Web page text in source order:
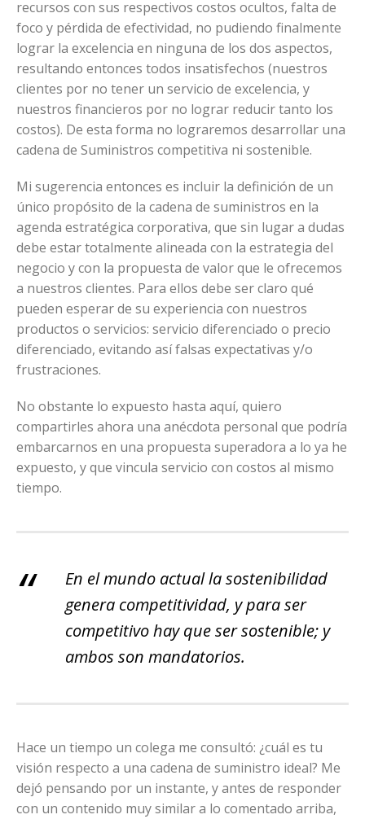
recursos con sus respectivos costos ocultos, falta de
foco y pérdida de efectividad, no pudiendo finalmente
lograr la excelencia en ninguna de los dos aspectos,
resultando entonces todos insatisfechos (nuestros
clientes por no tener un servicio de excelencia, y
nuestros financieros por no lograr reducir tanto los
costos). De esta forma no lograremos desarrollar una
cadena de Suministros competitiva ni sostenible.
Mi sugerencia entonces es incluir la definición de un
único propósito de la cadena de suministros en la
agenda estratégica corporativa, que sin lugar a dudas
debe estar totalmente alineada con la estrategia del
negocio y con la propuesta de valor que le ofrecemos
a nuestros clientes. Para ellos debe ser claro qué
pueden esperar de su experiencia con nuestros
productos o servicios: servicio diferenciado o precio
diferenciado, evitando así falsas expectativas y/o
frustraciones.
No obstante lo expuesto hasta aquí, quiero
compartirles ahora una anécdota personal que podría
embarcarnos en una propuesta superadora a lo ya he
expuesto, y que vincula servicio con costos al mismo
tiempo.
En el mundo actual la sostenibilidad
genera competitividad, y para ser
competitivo hay que ser sostenible; y
ambos son mandatorios.
Hace un tiempo un colega me consultó: ¿cuál es tu
visión respecto a una cadena de suministro ideal? Me
dejó pensando por un instante, y antes de responder
con un contenido muy similar a lo comentado arriba,